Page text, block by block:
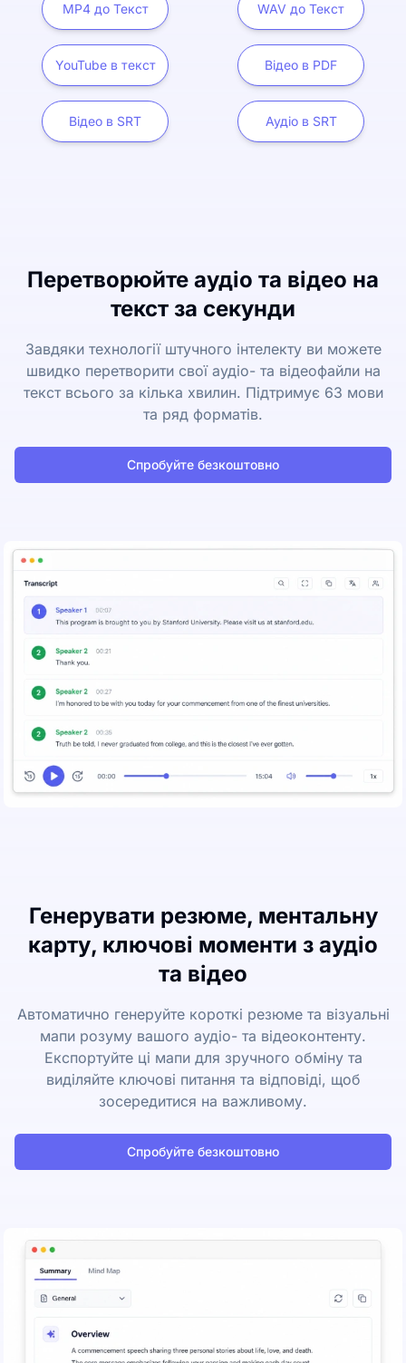
MP4 до Текст WAV до Текст
YouTube в текст Відео в PDF
Відео в SRT Аудіо в SRT
Перетворюйте аудіо та відео на
текст за секунди
Завдяки технології штучного інтелекту ви можете
швидко перетворити свої аудіо- та відеофайли на
текст всього за кілька хвилин. Підтримує 63 мови
та ряд форматів.
Спробуйте безкоштовно
Генерувати резюме, ментальну
карту, ключові моменти з аудіо
та відео
Автоматично генеруйте короткі резюме та візуальні
мапи розуму вашого аудіо- та відеоконтенту.
Експортуйте ці мапи для зручного обміну та
виділяйте ключові питання та відповіді, щоб
зосередитися на важливому.
Спробуйте безкоштовно